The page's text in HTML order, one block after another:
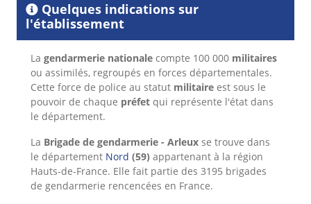
Quelques indications sur
l'établissement
La gendarmerie nationale compte 100 000 militaires
ou assimilés, regroupés en forces départementales.
Cette force de police au statut militaire est sous le
pouvoir de chaque préfet qui représente l'état dans
le département.
La Brigade de gendarmerie - Arleux se trouve dans
le département Nord (59) appartenant à la région
Hauts-de-France. Elle fait partie des 3195 brigades
de gendarmerie rencencées en France.